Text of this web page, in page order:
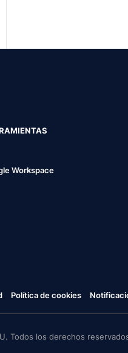
Workspace
Política de cookies
Todos los derechos